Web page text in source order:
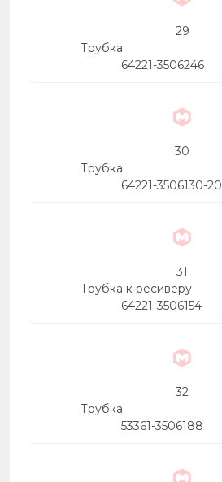
29
Трубка
64221-3506246
30
Трубка
64221-3506130-20
31
Трубка к ресиверу
64221-3506154
32
Трубка
53361-3506188